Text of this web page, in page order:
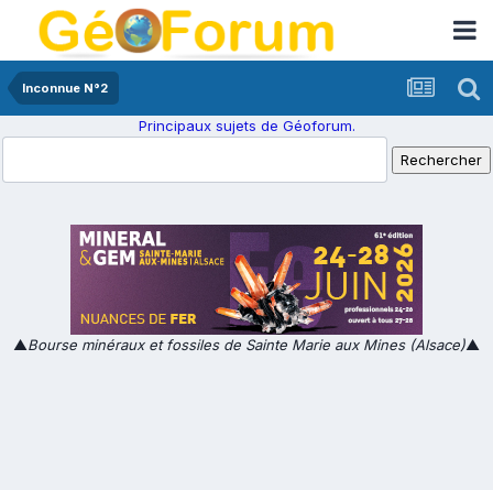
Inconnue N°2
Principaux sujets de Géoforum.
▲Bourse minéraux et fossiles de Sainte Marie aux Mines (Alsace)▲